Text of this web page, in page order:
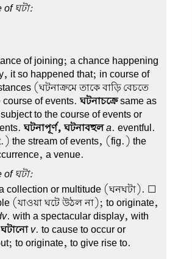
of ঘটা:
of joining; a chance happening
it so happened that; in course of
(ঘটনাক্রমে তাকে বাড়ি বেচতে
of events.ঘটনাচক্রেsame as
to the course of events or
ঘটনাপূর্ণ, ঘটনাবহুল a. eventful.
the stream of events, (fig.) the
a venue.
of ঘটা:
collection or multitude (ঘনঘটা). ☐
(যাওয়া ঘটে উঠল না); to originate,
. with a spectacular display, with
ঘটানো v. to cause to occur or
to originate, to give rise to.